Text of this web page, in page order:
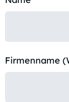
Firmenname